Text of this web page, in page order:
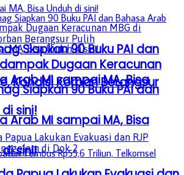
Siapkan 90 Buku PAI dan
Arab MI sampai MA, Bisa
sini!
Siapkan 90 Buku PAI dan
Arab MI sampai MA, Bisa
sini!
Dugaan Keracunan
Kondisi Korban Berangsur